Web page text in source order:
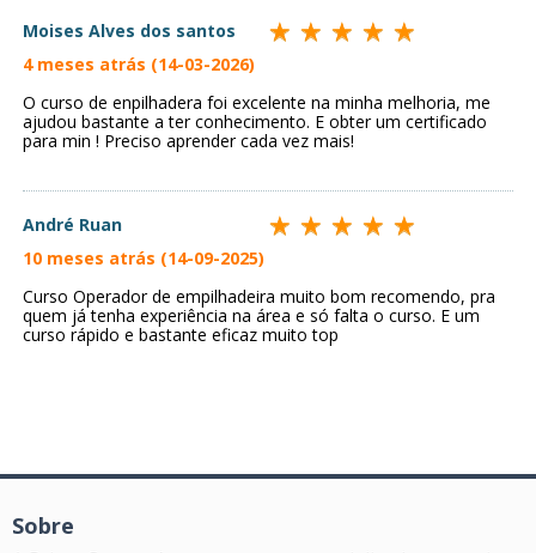
Moises Alves dos santos
4 meses atrás (14-03-2026)
O curso de enpilhadera foi excelente na minha melhoria, me
ajudou bastante a ter conhecimento. E obter um certificado
para min ! Preciso aprender cada vez mais!
André Ruan
10 meses atrás (14-09-2025)
Curso Operador de empilhadeira muito bom recomendo, pra
quem já tenha experiência na área e só falta o curso. E um
curso rápido e bastante eficaz muito top
Sobre